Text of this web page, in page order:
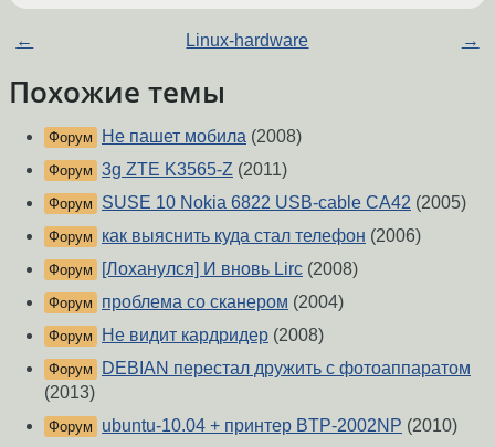
← Linux-hardware →
Похожие темы
Форум Не пашет мобила (2008)
Форум 3g ZTE K3565-Z (2011)
Форум SUSE 10 Nokia 6822 USB-cable CA42 (2005)
Форум как выяснить куда стал телефон (2006)
Форум [Лоханулся] И вновь Lirc (2008)
Форум проблема со сканером (2004)
Форум Не видит кардридер (2008)
Форум
DEBIAN перестал дружить с фотоаппаратом
(2013)
Форум ubuntu-10.04 + принтер BTP-2002NP (2010)